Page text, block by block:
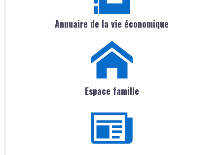
Annuaire de la vie économique
Espace famille